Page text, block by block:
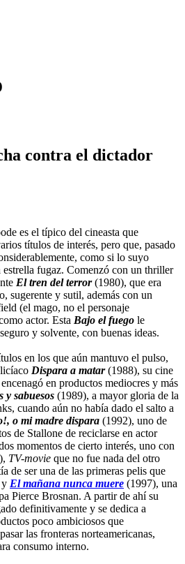
contra el dictador
es el típico del cineasta que
títulos de interés, pero que, pasado
como si lo suyo
fugaz. Comenzó con un thriller
El tren del terror(1980), que era
sugerente y sutil, además con un
(el mago, no el personaje
actor. Esta Bajo el fuego le
y solvente, con buenas ideas.
en los que aún mantuvo el pulso,
Dispara a matar(1988), su cine
en productos mediocres y más
y sabuesos (1989), a mayor gloria de la
cuando aún no había dado el salto a
o mi madre dispara (1992), uno de
de Stallone de reciclarse en actor
momentos de cierto interés, uno con
TV-movie que no fue nada del otro
de ser una de las primeras pelis que
y El mañana nunca muere (1997), una
Pierce Brosnan. A partir de ahí su
definitivamente y se dedica a
poco ambiciosos que
las fronteras norteamericanas,
consumo interno.